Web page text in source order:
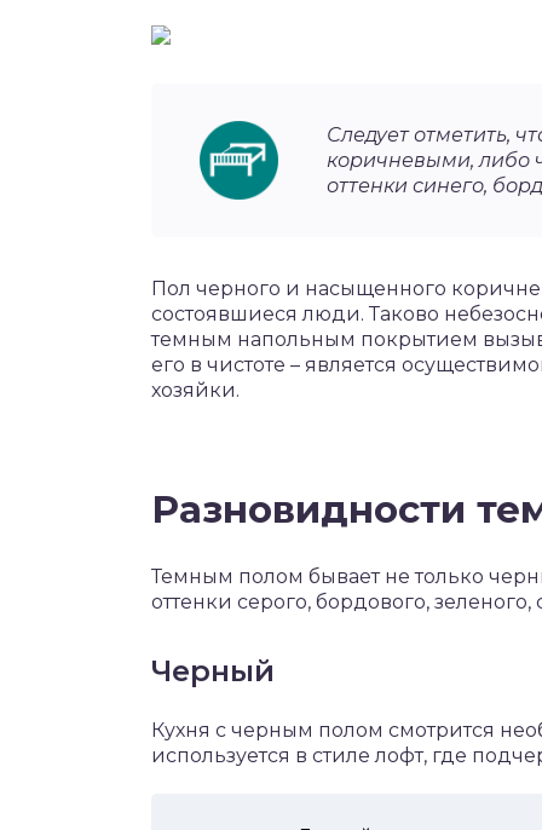
Следует отметить,
коричневыми, либо
оттенки синего,
Пол черного и насыщенного
состоявшиеся люди. Таково
темным напольным покрытием
его в чистоте – является
хозяйки.
Разновидности
Темным полом бывает не только
оттенки серого, бордового,
Черный
Кухня с черным полом смотрится
используется в стиле лофт, где